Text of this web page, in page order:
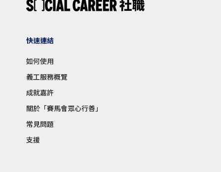
快速連結
如何使用
義工服務概覽
成就嘉許
關於「賽馬會眾心行善」
常見問題
支援